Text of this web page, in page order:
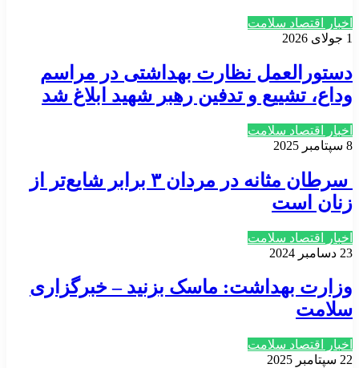
اخبار اقتصاد سلامت
1 جولای 2026
دستورالعمل نظارت بهداشتی در مراسم
وداع، تشییع و تدفین رهبر شهید ابلاغ شد
اخبار اقتصاد سلامت
8 سپتامبر 2025
سرطان مثانه در مردان ۳ برابر شایع‌تر از
زنان است
اخبار اقتصاد سلامت
23 دسامبر 2024
وزارت بهداشت: ماسک بزنید – خبرگزاری
سلامت
اخبار اقتصاد سلامت
22 سپتامبر 2025